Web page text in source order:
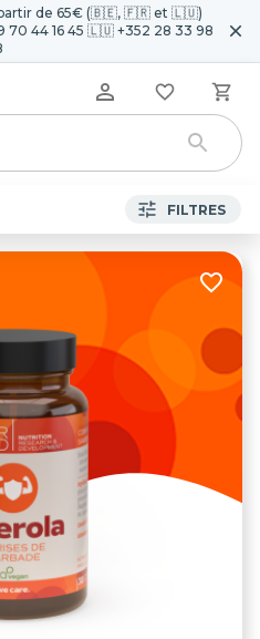
partir de 65€ (🇧🇪, 🇫🇷 et 🇱🇺)
44 16 45 🇱🇺 +352 28 33 98
FILTRES